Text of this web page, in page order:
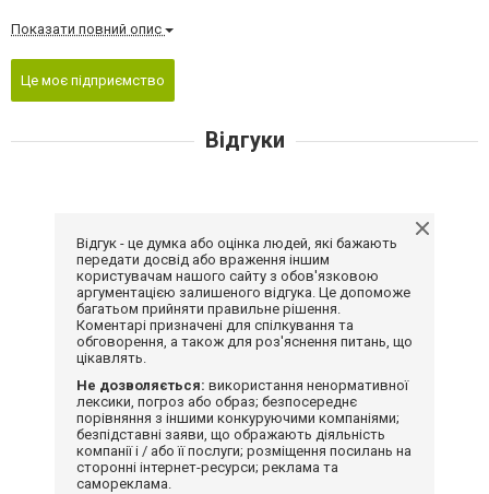
Показати повний опис
Це моє підприємство
Відгуки
Відгук - це думка або оцінка людей, які бажають
передати досвід або враження іншим
користувачам нашого сайту з обов'язковою
аргументацією залишеного відгука. Це допоможе
багатьом прийняти правильне рішення.
Коментарі призначені для спілкування та
обговорення, а також для роз'яснення питань, що
цікавлять.
Не дозволяється: використання ненормативної
лексики, погроз або образ; безпосереднє
порівняння з іншими конкуруючими компаніями;
безпідставні заяви, що ображають діяльність
компанії і / або її послуги; розміщення посилань на
сторонні інтернет-ресурси; реклама та
самореклама.